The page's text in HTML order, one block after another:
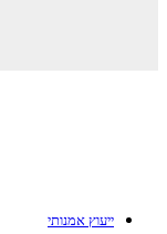
ייעוץ אמנותי